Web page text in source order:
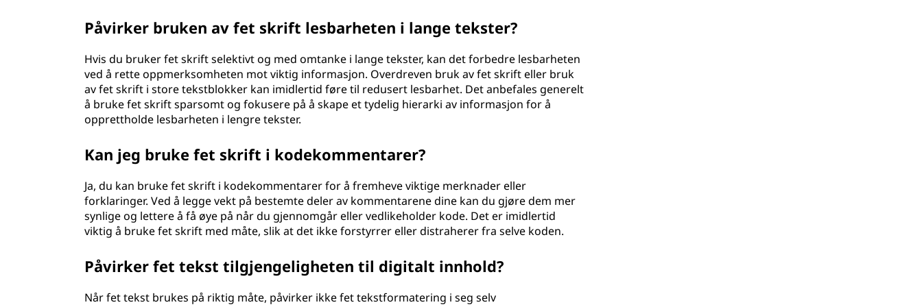
Påvirker bruken av fet skrift lesbarheten i lange tekster?
Hvis du bruker fet skrift selektivt og med omtanke i lange tekster, kan det forbedre lesbarheten
ved å rette oppmerksomheten mot viktig informasjon. Overdreven bruk av fet skrift eller bruk
av fet skrift i store tekstblokker kan imidlertid føre til redusert lesbarhet. Det anbefales generelt
å bruke fet skrift sparsomt og fokusere på å skape et tydelig hierarki av informasjon for å
opprettholde lesbarheten i lengre tekster.
Kan jeg bruke fet skrift i kodekommentarer?
Ja, du kan bruke fet skrift i kodekommentarer for å fremheve viktige merknader eller
forklaringer. Ved å legge vekt på bestemte deler av kommentarene dine kan du gjøre dem mer
synlige og lettere å få øye på når du gjennomgår eller vedlikeholder kode. Det er imidlertid
viktig å bruke fet skrift med måte, slik at det ikke forstyrrer eller distraherer fra selve koden.
Påvirker fet tekst tilgjengeligheten til digitalt innhold?
Når fet tekst brukes på riktig måte, påvirker ikke fet tekstformatering i seg selv